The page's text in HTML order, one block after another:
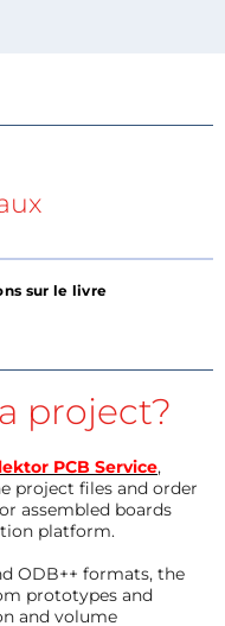
sur le livre
project?
PCB Service,
project files and order
assembled boards
platform.
ODB++ formats, the
prototypes and
and volume